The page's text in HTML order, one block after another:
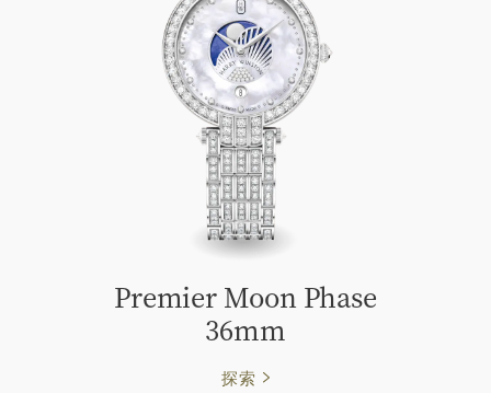
Premier Moon Phase
36mm
探索